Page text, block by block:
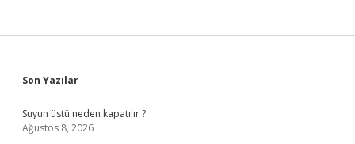
Sidebar
Son Yazılar
Suyun üstü neden kapatılır ?
Ağustos 8, 2026